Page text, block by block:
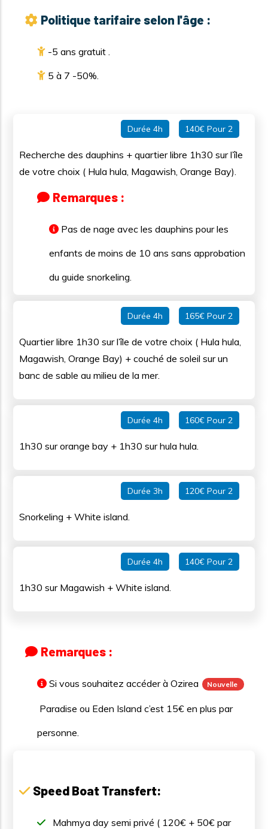
Politique tarifaire selon l'âge :
-5 ans gratuit .
5 à 7 -50%.
140€ Pour 2
Durée 4h
Recherche des dauphins + quartier libre 1h30 sur l’île
de votre choix ( Hula hula, Magawish, Orange Bay).
Remarques :
Pas de nage avec les dauphins pour les
enfants de moins de 10 ans sans approbation
du guide snorkeling.
165€ Pour 2
Durée 4h
Quartier libre 1h30 sur l’île de votre choix ( Hula hula,
Magawish, Orange Bay) + couché de soleil sur un
banc de sable au milieu de la mer.
160€ Pour 2
Durée 4h
1h30 sur orange bay + 1h30 sur hula hula.
120€ Pour 2
Durée 3h
Snorkeling + White island.
140€ Pour 2
Durée 4h
1h30 sur Magawish + White island.
Remarques :
Si vous souhaitez accéder à Ozirea Nouvelle
Paradise ou Eden Island c’est 15€ en plus par
personne.
Speed Boat Transfert:
Mahmya day semi privé ( 120€ + 50€ par